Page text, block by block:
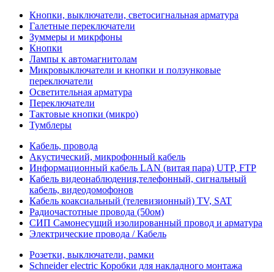
Кнопки, выключатели, светосигнальная арматура
Галетные переключатели
Зуммеры и микрфоны
Кнопки
Лампы к автомагнитолам
Микровыключатели и кнопки и ползунковые
переключатели
Осветительная арматура
Переключатели
Тактовые кнопки (микро)
Тумблеры
Кабель, провода
Акустический, микрофонный кабель
Информационный кабель LAN (витая пара) UTP, FTP
Кабель видеонаблюдения,телефонный, сигнальный
кабель, видеодомофонов
Кабель коаксиальный (телевизионный) TV, SAT
Радиочастотные провода (50ом)
СИП Самонесущий изолированный провод и арматура
Электрические провода / Кабель
Розетки, выключатели, рамки
Schneider electric Коробки для накладного монтажа